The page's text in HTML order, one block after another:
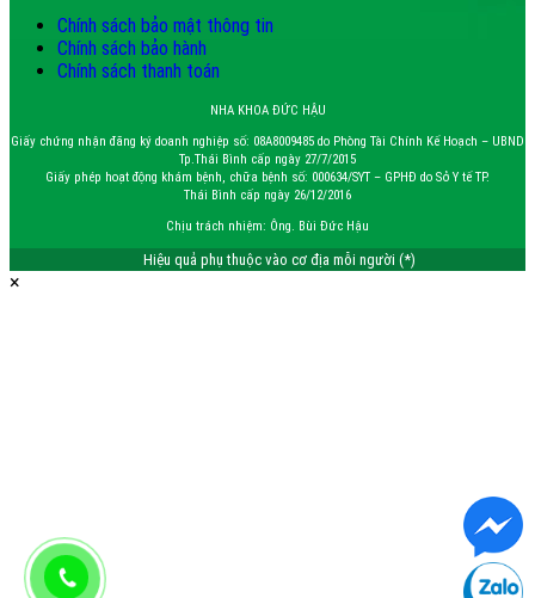
Chính sách bảo mật thông tin
Chính sách bảo hành
Chính sách thanh toán
NHA KHOA ĐỨC HẬU
Giấy chứng nhận đăng ký doanh nghiệp số: 08A8009485 do Phòng Tài Chính Kế Hoạch – UBND
Tp.Thái Bình cấp ngày 27/7/2015
Giấy phép hoạt động khám bệnh, chữa bệnh số: 000634/SYT – GPHĐ do Sở Y tế TP.
Thái Bình cấp ngày 26/12/2016
Chịu trách nhiệm: Ông. Bùi Đức Hậu
Hiệu quả phụ thuộc vào cơ địa mỗi người (*)
×